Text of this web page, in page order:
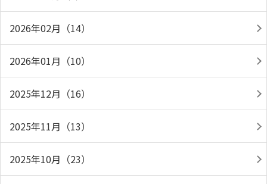
2026年02月（14）
2026年01月（10）
2025年12月（16）
2025年11月（13）
2025年10月（23）